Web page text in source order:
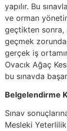
yapılır. Bu
ve orman
geçtikten sonra,
geçmek
gerçek iş
Ovacık Ağaç
bu sınavda
Belgelendirme
Sınav
Mesleki